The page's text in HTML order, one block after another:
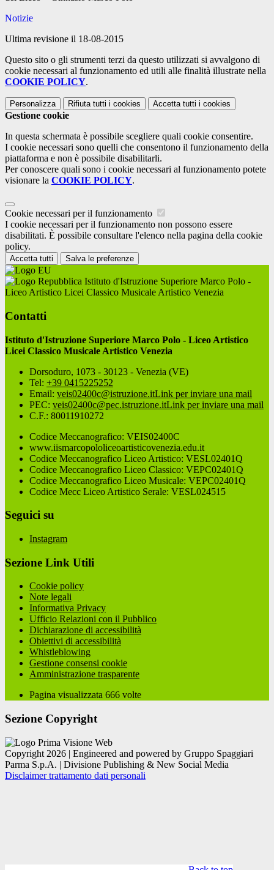
Notizie
Ultima revisione il 18-08-2015
Questo sito o gli strumenti terzi da questo utilizzati si avvalgono di
cookie necessari al funzionamento ed utili alle finalità illustrate nella
COOKIE POLICY.
Personalizza Rifiuta tutti i cookies Accetta tutti i cookies
Gestione cookie
In questa schermata è possibile scegliere quali cookie consentire.
I cookie necessari sono quelli che consentono il funzionamento della
piattaforma e non è possibile disabilitarli.
Per conoscere quali sono i cookie necessari al funzionamento potete
visionare la COOKIE POLICY.
Cookie necessari per il funzionamento
I cookie necessari per il funzionamento non possono essere
disabilitati. È possibile consultare l'elenco nella pagina della cookie
policy.
Accetta tutti Salva le preferenze
Istituto d'Istruzione Superiore Marco Polo -
Liceo Artistico Licei Classico Musicale Artistico Venezia
Contatti
Istituto d'Istruzione Superiore Marco Polo - Liceo Artistico
Licei Classico Musicale Artistico Venezia
Dorsoduro, 1073 - 30123 - Venezia (VE)
Tel: +39 0415225252
Email: veis02400c@istruzione.itLink per inviare una mail
PEC: veis02400c@pec.istruzione.itLink per inviare una mail
C.F.: 80011910272
Codice Meccanografico: VEIS02400C
www.iismarcopololiceoartisticovenezia.edu.it
Codice Meccanografico Liceo Artistico: VESL02401Q
Codice Meccanografico Liceo Classico: VEPC02401Q
Codice Meccanografico Liceo Musicale: VEPC02401Q
Codice Mecc Liceo Artistico Serale: VESL024515
Seguici su
Instagram
Sezione Link Utili
Cookie policy
Note legali
Informativa Privacy
Ufficio Relazioni con il Pubblico
Dichiarazione di accessibilità
Obiettivi di accessibilità
Whistleblowing
Gestione consensi cookie
Amministrazione trasparente
Pagina visualizzata 666 volte
Sezione Copyright
Copyright 2026 | Engineered and powered by Gruppo Spaggiari
Parma S.p.A. | Divisione Publishing & New Social Media
Disclaimer trattamento dati personali